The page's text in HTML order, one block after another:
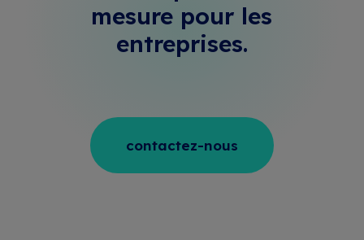
mesure pour les
entreprises.
contactez-nous